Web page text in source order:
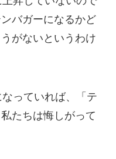
バガーになるかど
がないというわけ
っていれば、「テ
たちは悔しがって